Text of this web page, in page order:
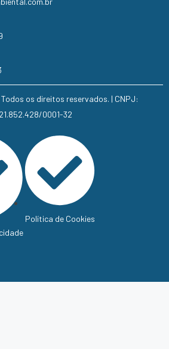
os direitos reservados. | CNPJ:
21.852.428/0001-32
Política de Cookies